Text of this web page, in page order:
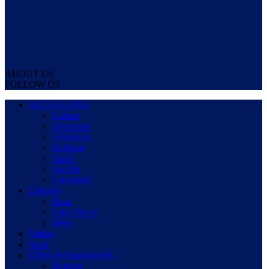
ABOUT US
FOLLOW US
ACTUALITES
Culture
Economie
Education
Religion
Santé
Société
Université
Lifestyle
Buzz
Faits Divers
Idées
Vidéos
Sport
Offres & Opportunités
Bourses